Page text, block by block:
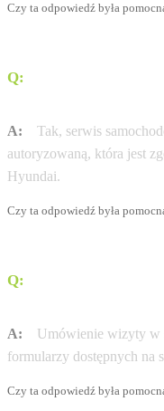
Czy ta odpowiedź była
Q:
A:
Tak, serwis
autoryzowaną, która jest
Hyundai.
Czy ta odpowiedź była
Q:
A:
Umówienie wizyty w
formularzy dostępnych na
Czy ta odpowiedź była